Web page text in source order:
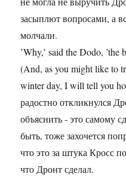
засыплют вопросами, а
молчали.
’Why,’ said the Dodo,
(And, as you might like to
winter day, I will tell you
радостно откликнулся
объяснить - это самому
быть, тоже захочется
что это за штука Кросс
что Дронт сделал.